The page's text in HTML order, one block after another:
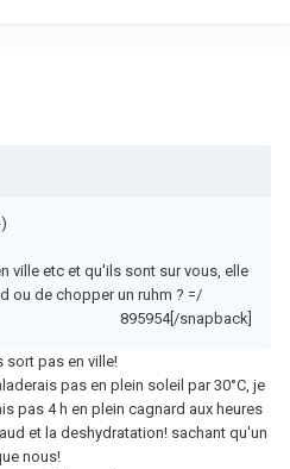
ville etc et qu'ils sont sur vous, elle
ou de chopper un ruhm ? =/
895954[/snapback]
sort pas en ville!
pas en plein soleil par 30°C, je
pas 4 h en plein cagnard aux heures
et la deshydratation! sachant qu'un
nous!